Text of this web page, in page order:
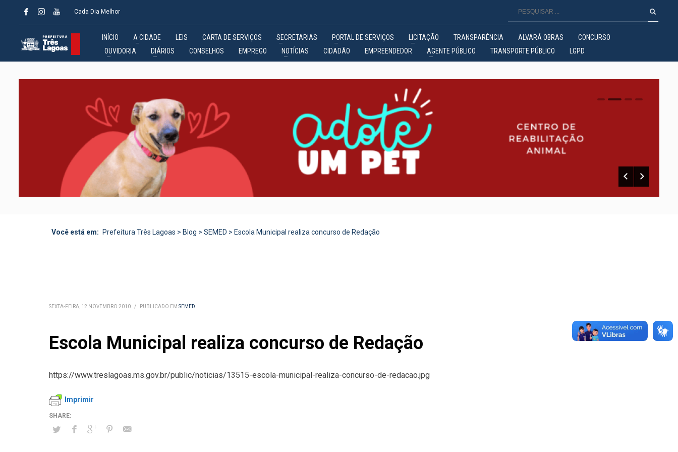
Cada Dia Melhor
INÍCIO A CIDADE LEIS CARTA DE SERVIÇOS SECRETARIAS PORTAL DE SERVIÇOS LICITAÇÃO TRANSPARÊNCIA ALVARÁ OBRAS
CONCURSO
OUVIDORIA
DIÁRIOS CONSELHOS EMPREGO NOTÍCIAS CIDADÃO EMPREENDEDOR AGENTE PÚBLICO TRANSPORTE PÚBLICO LGPD
0 1 2
Você está em: Prefeitura Três Lagoas > Blog > SEMED > Escola Municipal realiza concurso de Redação
SEXTA-FEIRA, 12 NOVEMBRO 2010 / PUBLICADO EM SEMED
Escola Municipal realiza concurso de Redação
https://www.treslagoas.ms.gov.br/public/noticias/13515-escola-municipal-realiza-concurso-de-redacao.jpg
Imprimir